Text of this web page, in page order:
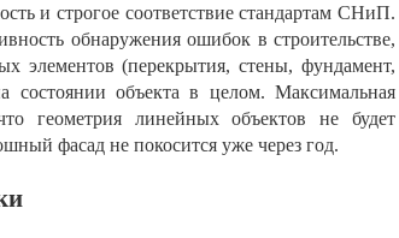
и строгое соответствие стандартам СНиП.
обнаружения ошибок в строительстве,
элементов (перекрытия, стены, фундамент,
состоянии объекта в целом. Максимальная
геометрия линейных объектов не будет
фасад не покосится уже через год.